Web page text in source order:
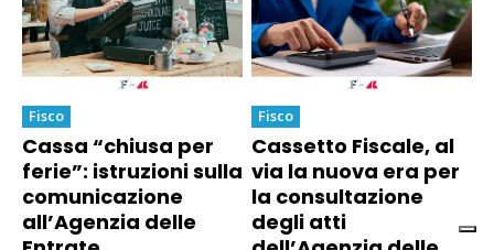
Fisco
Cassa “chiusa per
ferie”: istruzioni sulla
comunicazione
all’Agenzia delle
Fisco
Cassetto Fiscale, al
via la nuova era per
la consultazione
degli atti